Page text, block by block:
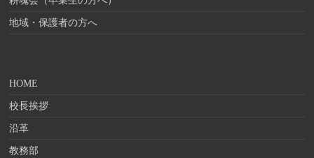
地域・保護者の方へ
HOME
校長挨拶
沿革
教務部